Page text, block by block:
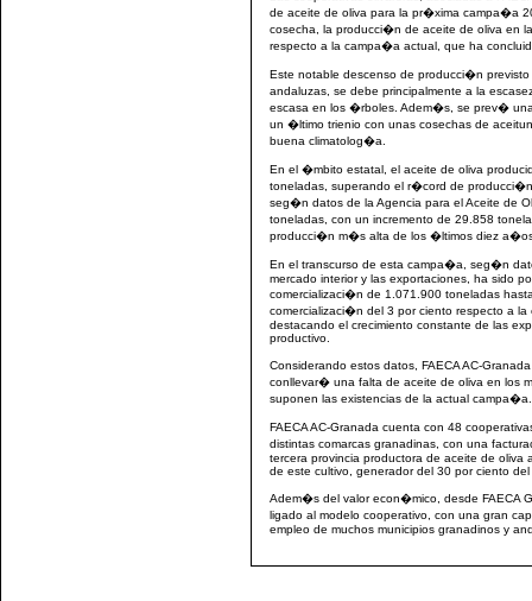
de aceite de oliva para la pr�xima campa�a
cosecha, la producci�n de aceite de oliva en
respecto a la campa�a actual, que ha
Este notable descenso de producci�n
andaluzas, se debe principalmente a la
escasa en los �rboles. Adem�s, se prev�
un �ltimo trienio con unas cosechas de
buena climatolog�a.
En el �mbito estatal, el aceite de oliva
toneladas, superando el r�cord de
seg�n datos de la Agencia para el Aceite de
toneladas, con un incremento de 29.858
producci�n m�s alta de los �ltimos diez
En el transcurso de esta campa�a, seg�n
mercado interior y las exportaciones, ha sido
comercializaci�n de 1.071.900 toneladas
comercializaci�n del 3 por ciento respecto a
destacando el crecimiento constante de las
productivo.
Considerando estos datos, FAECA AC-
conllevar� una falta de aceite de oliva en los
suponen las existencias de la actual campa�a.
FAECA AC-Granada cuenta con 48
distintas comarcas granadinas, con una
tercera provincia productora de aceite de oliva
de este cultivo, generador del 30 por ciento
Adem�s del valor econ�mico, desde FAECA
ligado al modelo cooperativo, con una gran
empleo de muchos municipios granadinos y